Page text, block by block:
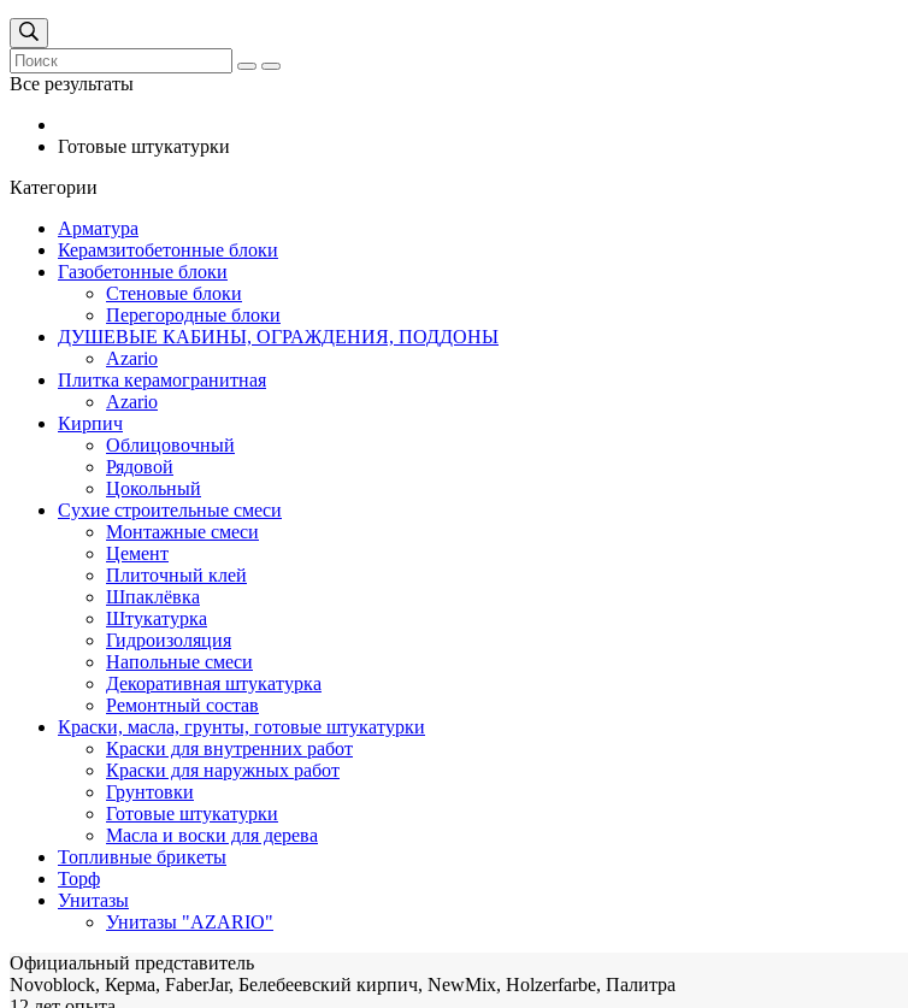
Все результаты
Готовые штукатурки
Категории
Арматура
Керамзитобетонные блоки
Газобетонные блоки
Стеновые блоки
Перегородные блоки
ДУШЕВЫЕ КАБИНЫ, ОГРАЖДЕНИЯ, ПОДДОНЫ
Azario
Плитка керамогранитная
Azario
Кирпич
Облицовочный
Рядовой
Цокольный
Сухие строительные смеси
Монтажные смеси
Цемент
Плиточный клей
Шпаклёвка
Штукатурка
Гидроизоляция
Напольные смеси
Декоративная штукатурка
Ремонтный состав
Краски, масла, грунты, готовые штукатурки
Краски для внутренних работ
Краски для наружных работ
Грунтовки
Готовые штукатурки
Масла и воски для дерева
Топливные брикеты
Торф
Унитазы
Унитазы "AZARIO"
Официальный представитель
Novoblock, Керма, FaberJar, Белебеевский кирпич, NewMix, Holzerfarbe, Палитра